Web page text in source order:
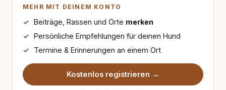
MEHR MIT DEINEM KONTO
Beiträge, Rassen und Orte merken
Persönliche Empfehlungen für deinen Hund
Termine & Erinnerungen an einem Ort
Kostenlos registrieren →